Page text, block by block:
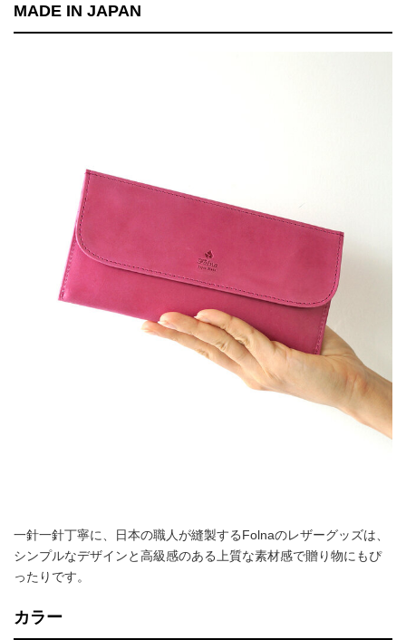
MADE IN JAPAN
一針一針丁寧に、日本の職人が縫製するFolnaのレザーグッズは、
シンプルなデザインと高級感のある上質な素材感で贈り物にもぴ
ったりです。
カラー